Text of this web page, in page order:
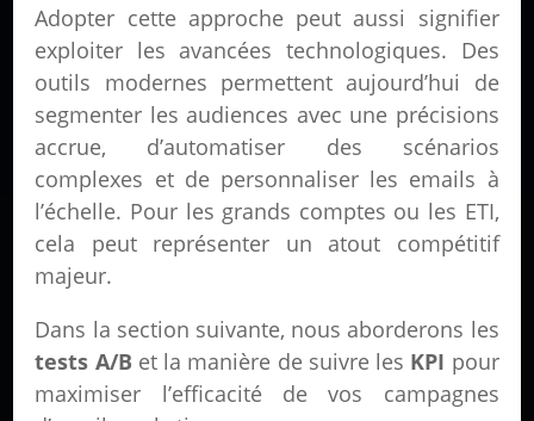
Adopter cette approche peut aussi signifier
exploiter les avancées technologiques. Des
outils modernes permettent aujourd’hui de
segmenter les audiences avec une précisions
accrue, d’automatiser des scénarios
complexes et de personnaliser les emails à
l’échelle. Pour les grands comptes ou les ETI,
cela peut représenter un atout compétitif
majeur.
Dans la section suivante, nous aborderons les
tests A/B et la manière de suivre les KPI pour
maximiser l’efficacité de vos campagnes